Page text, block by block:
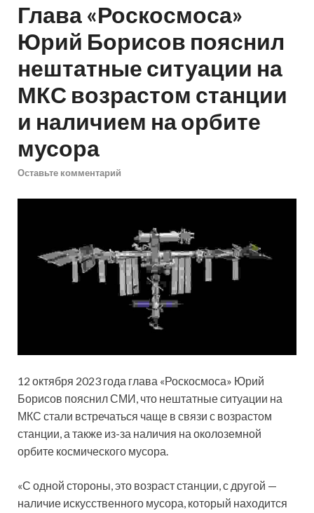
Глава «Роскосмоса»
Юрий Борисов пояснил
нештатные ситуации на
МКС возрастом станции
и наличием на орбите
мусора
Оставьте комментарий
12 октября 2023 года глава «Роскосмоса» Юрий
Борисов пояснил СМИ, что нештатные ситуации на
МКС стали встречаться чаще в связи с возрастом
станции, а также из-за наличия на околоземной
орбите космического мусора.
«С одной стороны, это возраст станции, с другой —
наличие искусственного мусора, который находится